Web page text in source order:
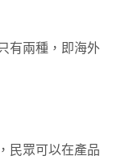
有兩種，即海外
民眾可以在產品